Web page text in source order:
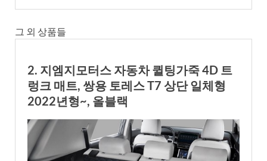
그 외 상품들
2. 지엠지모터스 자동차 퀼팅가죽 4D 트
렁크 매트, 쌍용 토레스 T7 상단 일체형
2022년형~, 올블랙